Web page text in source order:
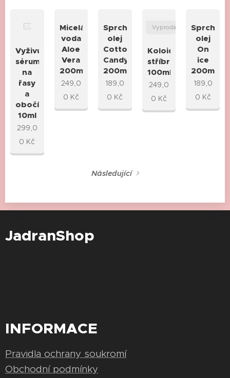
Vyživující
sérum
na
řasy
a
obočí
10ml
299,0
0 Kč
Micelární
voda
Aloe
Vera
200ml
249,0
0 Kč
Sprchový
olej
Cotton
Candy
200ml
189,0
0 Kč
Koloidní
stříbro
100ml
Vyprodáno
249,0
0 Kč
Sprchový
olej
On
ice
200ml
189,0
0 Kč
Následující
JadranShop
INFORMACE
Pravidla ochrany soukromí
Obchodní podmínky